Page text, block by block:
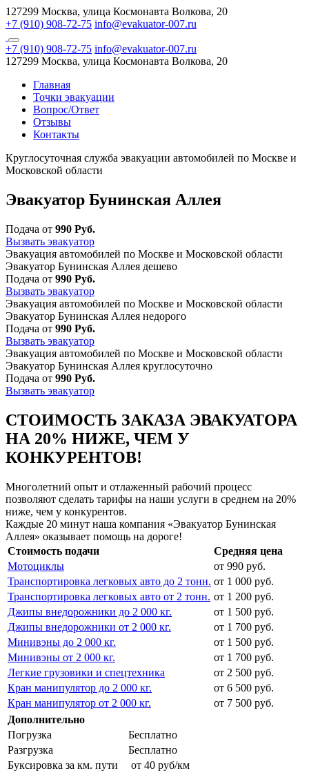
127299 Москва, улица Космонавта Волкова, 20
+7 (910) 908-72-75 info@evakuator-007.ru
+7 (910) 908-72-75 info@evakuator-007.ru
127299 Москва, улица Космонавта Волкова, 20
Главная
Точки эвакуации
Вопрос/Ответ
Отзывы
Контакты
Круглосуточная служба эвакуации автомобилей по Москве и
Московской области
Эвакуатор Бунинская Аллея
Подача от 990 Руб.
Вызвать эвакуатор
Эвакуация автомобилей по Москве и Московской области
Эвакуатор Бунинская Аллея дешево
Подача от 990 Руб.
Вызвать эвакуатор
Эвакуация автомобилей по Москве и Московской области
Эвакуатор Бунинская Аллея недорого
Подача от 990 Руб.
Вызвать эвакуатор
Эвакуация автомобилей по Москве и Московской области
Эвакуатор Бунинская Аллея круглосуточно
Подача от 990 Руб.
Вызвать эвакуатор
СТОИМОСТЬ ЗАКАЗА ЭВАКУАТОРА
НА 20% НИЖЕ, ЧЕМ У
КОНКУРЕНТОВ!
Многолетний опыт и отлаженный рабочий процесс
позволяют сделать тарифы на наши услуги в среднем на 20%
ниже, чем у конкурентов.
Каждые 20 минут наша компания «Эвакуатор Бунинская
Аллея» оказывает помощь на дороге!
Стоимость подачи
Средняя цена
Мотоциклы
от 990 руб.
Транспортировка легковых авто до 2 тонн. от 1 000 руб.
Транспортировка легковых авто от 2 тонн. от 1 200 руб.
Джипы внедорожники до 2 000 кг.
от 1 500 руб.
Джипы внедорожники от 2 000 кг.
от 1 700 руб.
Минивэны до 2 000 кг.
от 1 500 руб.
Минивэны от 2 000 кг.
от 1 700 руб.
Легкие грузовики и спецтехника
от 2 500 руб.
Кран манипулятор до 2 000 кг.
от 6 500 руб.
Кран манипулятор от 2 000 кг.
от 7 500 руб.
Дополнительно
Погрузка
Бесплатно
Разгрузка
Бесплатно
Буксировка за км. пути
от 40 руб/км